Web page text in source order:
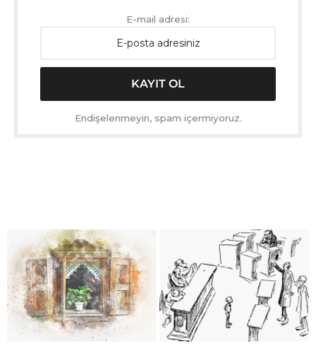
E-mail adresi:
Endişelenmeyin, spam içermiyoruz.